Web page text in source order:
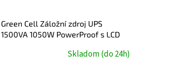
Green Cell Záložní zdroj UPS
1500VA 1050W PowerProof s LCD
Skladom (do 24h)